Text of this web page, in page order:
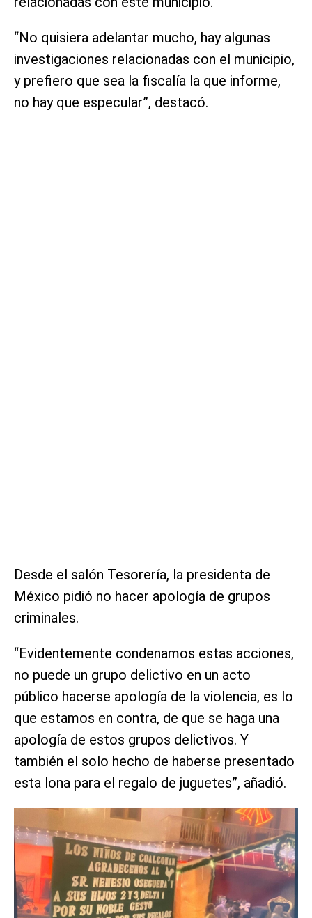
“No quisiera adelantar mucho, hay algunas
investigaciones relacionadas con el municipio,
y prefiero que sea la fiscalía la que informe,
no hay que especular”, destacó.
Desde el salón Tesorería, la presidenta de
México pidió no hacer apología de grupos
criminales.
“Evidentemente condenamos estas acciones,
no puede un grupo delictivo en un acto
público hacerse apología de la violencia, es lo
que estamos en contra, de que se haga una
apología de estos grupos delictivos. Y
también el solo hecho de haberse presentado
esta lona para el regalo de juguetes”, añadió.